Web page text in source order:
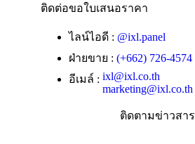
ติดต่อขอใบเสนอราคา
ไลน์ไอดี : @ixl.panel
ฝ่ายขาย : (+662) 726-4574
อีเมล์ : ixl@ixl.co.th
marketing@ixl.co.th
ติดตามข่าวสาร